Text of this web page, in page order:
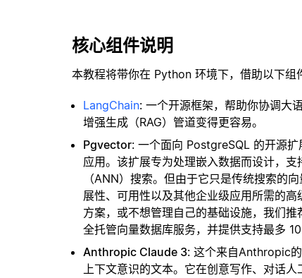
核心组件说明
本教程将带你在 Python 环境下，借助以下组
LangChain: 一个开源框架，帮助你协调大
增强生成（RAG）管道变得更容易。
Pgvector: 一个面向 PostgreSQL 的开源
应用。该扩展专为处理嵌入数据而设计，
（ANN）搜索。但由于它只是传统搜索的
展性、可用性以及其他企业级应用所需的
方案，或不想管理自己的基础设施，我们推
全托管向量数据库服务，并提供支持最多
Anthropic Claude 3: 这个来自Anthropic
上下文意识的文本。它在创意写作、对话